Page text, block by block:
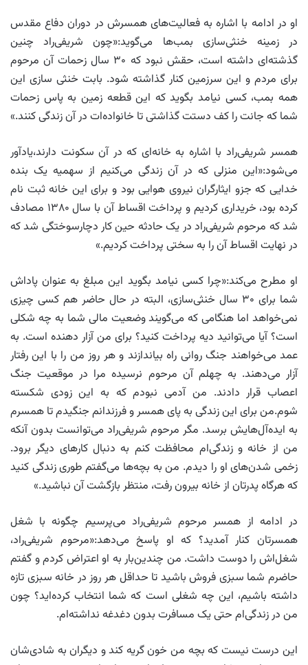
او در ادامه با اشاره به فعالیت‌های همسرش در دوران دفاع مقدس
در زمینه خنثی‌سازی بمب‌ها می‌گوید:«چون شریفی‌راد چنین
گذشته‌ای داشته است، حقش نبود که ۳۰ سال زحمات آن مرحوم
برای مردم و این سرزمین کنار گذاشته شود. بابت خنثی سازی این
همه بمب، کسی نیامد بگوید که این قطعه زمین به پاس زحمات
شما که جانت را کف دستت گذاشتی تا خانواده‌ات در آن زندگی کنند.»
همسر شریفی‌راد با اشاره به خانه‌ای که در آن سکونت دارند،یادآور
می‌شود:«این منزلی که در آن زندگی می‌کنیم از سهمیه یک بنده
خدایی که جزو ایثارگران نیروی هوایی بود و برای این خانه ثبت نام
کرده بود، خریداری کردیم و پرداخت اقساط آن با سال ۱۳۸۰ مصادف
شد که مرحوم شریفی‌راد در یک حادثه حین کار دچارسوختگی شد که
در نهایت اقساط آن را به سختی پرداخت کردیم.»
او مطرح می‌کند:«چرا کسی نیامد بگوید این مبلغ به عنوان پاداش
شما برای ۳۰ سال خنثی‌سازی، البته در حال حاضر هم کسی چیزی
نمی‌خواهد اما هنگامی که می‌گویند وضعیت مالی شما به چه شکلی
است؟ آیا می‌توانید دیه پرداخت کنید؟ برای من آزار دهنده است. به
عمد می‌خواهند جنگ روانی راه بیاندازند و هر روز من را با این رفتار
آزار می‌دهند. به چهلم آن مرحوم نرسیده مرا در موقعیت جنگ
اعصاب قرار دادند. من آدمی نبودم که به این زودی شکسته
شوم.من برای این زندگی به پای همسر و فرزندانم جنگیدم تا همسرم
به ایده‌آل‌هایش برسد. مگر مرحوم شریفی‌راد می‌توانست بدون آنکه
من از خانه و زندگی‌ام محافظت کنم به دنبال کارهای دیگر برود.
زخمی شدن‌های او را دیدم. من به بچه‌ها می‌گفتم طوری زندگی کنید
که هرگاه پدرتان از خانه بیرون رفت، منتظر بازگشت آن نباشید.»
در ادامه از همسر مرحوم شریفی‌راد می‌پرسیم چگونه با شغل
همسرتان کنار آمدید؟ که او پاسخ می‌دهد:«مرحوم شریفی‌راد،
شغل‌اش را دوست داشت. من چندین‌بار به او اعتراض کردم و گفتم
حاضرم شما سبزی فروش باشید تا حداقل هر روز در خانه سبزی تازه
داشته باشیم، این چه شغلی است که شما انتخاب کرده‌اید؟ چون
من در زندگی‌ام حتی یک مسافرت بدون دغدغه نداشته‌ام.
این درست نیست که بچه من خون گریه کند و دیگران به شادی‌شان